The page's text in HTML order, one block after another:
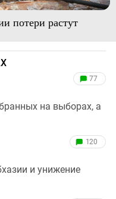
потери растут
77
на выборах, а
120
и унижение